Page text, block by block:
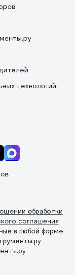
технологий
обработки
соглашения
в любой форме